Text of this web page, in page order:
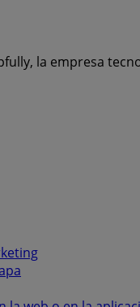
la empresa